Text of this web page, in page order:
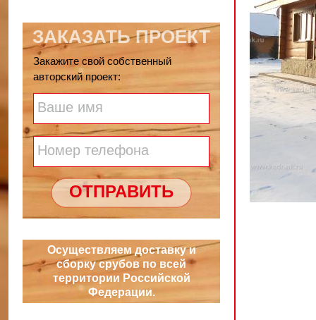
ЗАКАЗАТЬ ПРОЕКТ
Закажите свой собственный
авторский проект:
Ваше имя
Номер телефона
ОТПРАВИТЬ
Осуществляем доставку и
сборку срубов по всей
территории Российской
Федерации.